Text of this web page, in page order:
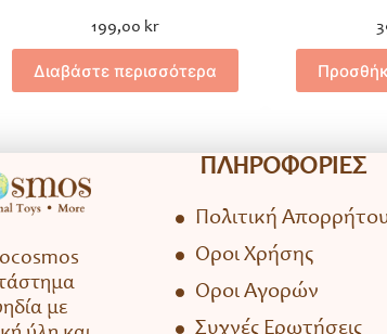
199,00 kr
Διαβάστε περισσότερα
με
ΠΛΗΡΟΦΟΡΙΕΣ
Πολιτική
Όροι Χρήσης
Όροι Αγορών